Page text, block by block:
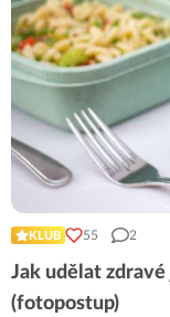
KLUB 55 2
Jak udělat
(fotopostup)